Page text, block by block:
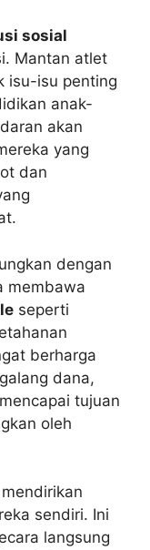
sosial
Mantan atlet
isu-isu penting
anak-
akan
yang
dan
dengan
membawa
seperti
berharga
dana,
tujuan
oleh
sendiri. Ini
langsung